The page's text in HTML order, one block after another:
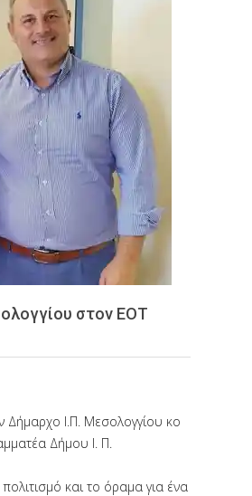
στον ΕΟΤ
Δήμαρχο Ι.Π. Μεσολογγίου κο
Δήμου Ι. Π.
και το όραμα για ένα